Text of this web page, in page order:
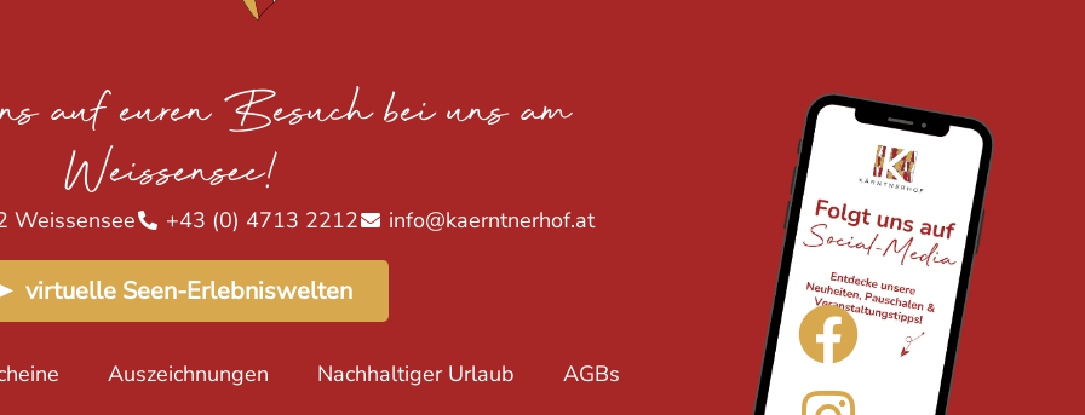
auf euren Besuch bei uns am
Weissensee!
Weissensee +43 (0) 4713 2212 info@kaerntnerhof.at
virtuelle Seen-Erlebniswelten
Auszeichnungen Nachhaltiger Urlaub
AGBs